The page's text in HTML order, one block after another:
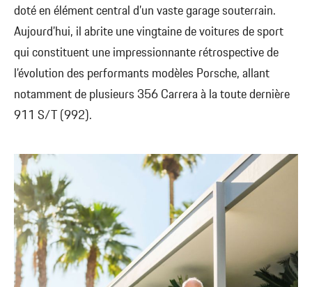
doté en élément central d’un vaste garage souterrain.
Aujourd’hui, il abrite une vingtaine de voitures de sport
qui constituent une impressionnante rétrospective de
l’évolution des performants modèles Porsche, allant
notamment de plusieurs 356 Carrera à la toute dernière
911 S/T (992).